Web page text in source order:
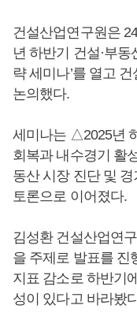
건설산업연구원은
년 하반기 건설·부
략 세미나’를 열고
논의했다.
세미나는 △2025년
회복과 내수경기 활
동산 시장 진단 및
토론으로 이어졌다.
김성환 건설산업연
을 주제로 발표를 진
지표 감소로 하반기
성이 있다고 바라봤